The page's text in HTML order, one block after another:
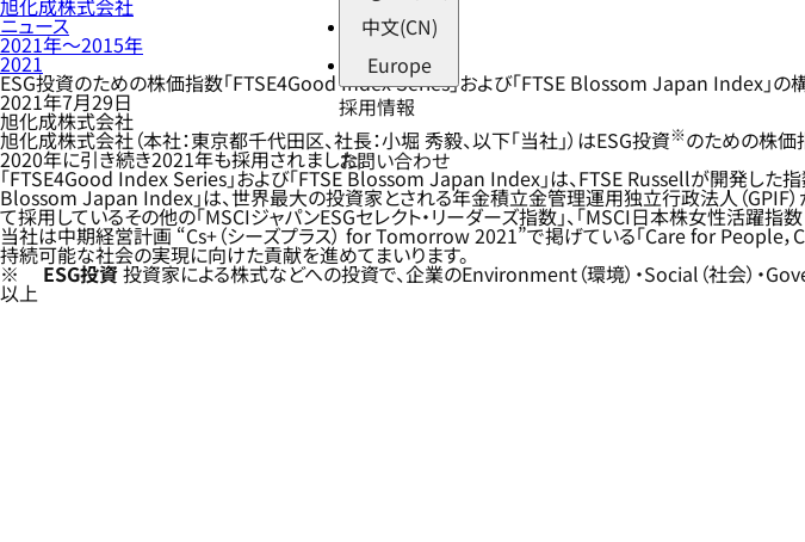
中文(CN)
Europe
採用情報
お問い合わせ
旭化成株式会社
ニュース
2021年〜2015年
2021
ESG投資のための株価指数「FTSE4Good Index Series」および「FTSE Blossom Japan Index」
2021年7月29日
旭化成株式会社
旭化成株式会社（本社：東京都千代田区、社長：小堀 秀毅、以下「当社」）はESG投資※のための株価
2020年に引き続き2021年も採用されました。
「FTSE4Good Index Series」および「FTSE Blossom Japan Index」は、FTSE Russellが開発した
Blossom Japan Index」は、世界最大の投資家とされる年金積立金管理運用独立行政法人（GPIF
て採用しているその他の「MSCIジャパンESGセレクト・リーダーズ指数」、「MSCI日本株女性活躍指
当社は中期経営計画 “Cs+（シーズプラス） for Tomorrow 2021”で掲げている「Care for People，
持続可能な社会の実現に向けた貢献を進めてまいります。
※ ESG投資投資家による株式などへの投資で、企業のEnvironment（環境）・Social（社会）・
以上